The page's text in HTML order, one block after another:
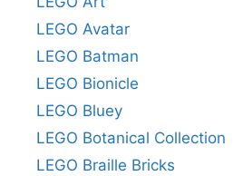
LEGO Avatar
LEGO Batman
LEGO Bionicle
LEGO Bluey
LEGO Botanical Collection
LEGO Braille Bricks